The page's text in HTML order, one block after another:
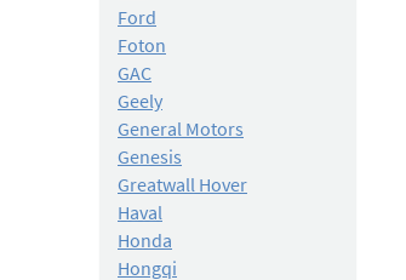
Ford
Foton
GAC
Geely
General Motors
Genesis
Greatwall Hover
Haval
Honda
Hongqi